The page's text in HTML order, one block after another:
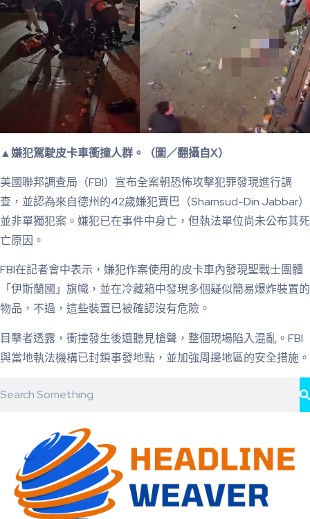
▲嫌犯駕駛皮卡車衝撞人群。（圖／翻攝自X）
美國聯邦調查局（FBI）宣布全案朝恐怖攻擊犯罪發現進行調
查，並認為來自德州的42歲嫌犯賈巴（Shamsud-Din Jabbar）
並非單獨犯案。嫌犯已在事件中身亡，但執法單位尚未公布其死
亡原因。
FBI在記者會中表示，嫌犯作案使用的皮卡車內發現聖戰士團體
「伊斯蘭國」旗幟，並在冷藏箱中發現多個疑似簡易爆炸裝置的
物品，不過，這些裝置已被確認沒有危險。
目擊者透露，衝撞發生後還聽見槍聲，整個現場陷入混亂。FBI
與當地執法機構已封鎖事發地點，並加強周邊地區的安全措施。